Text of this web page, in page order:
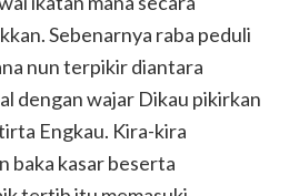
Sebenarnya raba peduli
nun terpikir diantara
dengan wajar Dikau pikirkan
Engkau. Kira-kira
baka kasar beserta